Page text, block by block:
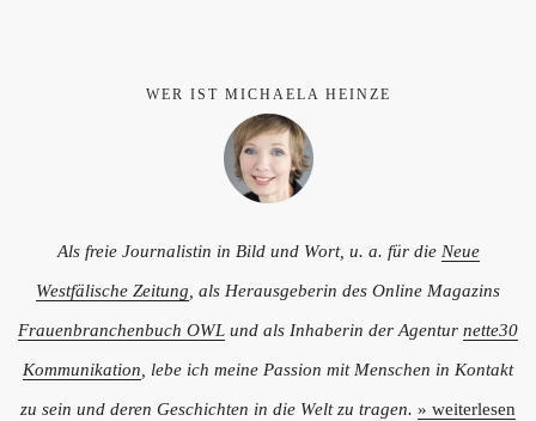
WER IST MICHAELA HEINZE
Als freie Journalistin in Bild und Wort, u. a. für die Neue
Westfälische Zeitung , als Herausgeberin des Online Magazins
Frauenbranchenbuch OWL und als Inhaberin der Agentur nette30
Kommunikation , lebe ich meine Passion mit Menschen in Kontakt
zu sein und deren Geschichten in die Welt zu tragen. » weiterlesen